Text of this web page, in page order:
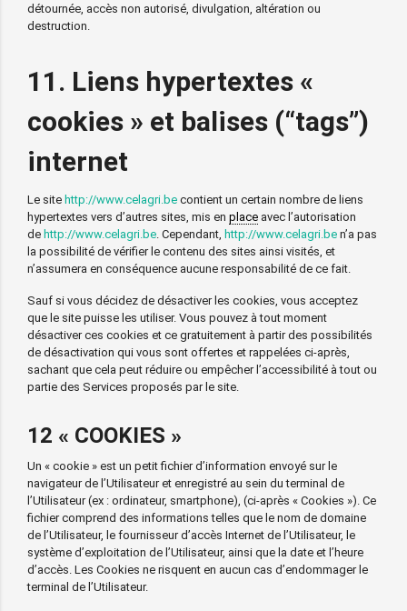
détournée, accès non autorisé, divulgation, altération ou
destruction.
11. Liens hypertextes «
cookies » et balises (“tags”)
internet
Le site http://www.celagri.be contient un certain nombre de liens
hypertextes vers d’autres sites, mis en place avec l’autorisation
de http://www.celagri.be . Cependant, http://www.celagri.be n’a pas
la possibilité de vérifier le contenu des sites ainsi visités, et
n’assumera en conséquence aucune responsabilité de ce fait.
Sauf si vous décidez de désactiver les cookies, vous acceptez
que le site puisse les utiliser. Vous pouvez à tout moment
désactiver ces cookies et ce gratuitement à partir des possibilités
de désactivation qui vous sont offertes et rappelées ci-après,
sachant que cela peut réduire ou empêcher l’accessibilité à tout ou
partie des Services proposés par le site.
12 « COOKIES »
Un « cookie » est un petit fichier d’information envoyé sur le
navigateur de l’Utilisateur et enregistré au sein du terminal de
l’Utilisateur (ex : ordinateur, smartphone), (ci-après « Cookies »). Ce
fichier comprend des informations telles que le nom de domaine
de l’Utilisateur, le fournisseur d’accès Internet de l’Utilisateur, le
système d’exploitation de l’Utilisateur, ainsi que la date et l’heure
d’accès. Les Cookies ne risquent en aucun cas d’endommager le
terminal de l’Utilisateur.